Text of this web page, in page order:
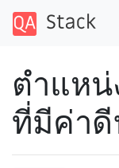
ตำแห
ที่มีค่า